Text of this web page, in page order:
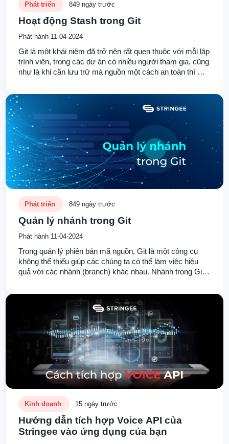
Phát triển 849 ngày trước
Hoạt động Stash trong Git
Phát hành 11-04-2024
Git là một khái niệm đã trở nên rất quen thuộc với mỗi lập
trình viên, trong các dự án có nhiều người tham gia, cũng
như là khi cần lưu trữ mà nguồn một cách an toàn thì Git
nay chúng ta sẽ cùng nhau tìm hiểu về stash trong Git.
Một phương pháp giúp chúng ta có thể làm việc hiệu quả
hơn với Git.
Phát triển 849 ngày trước
Quản lý nhánh trong Git
Phát hành 11-04-2024
Trong quản lý phiên bản mã nguồn, Git là một công cụ
không thể thiếu giúp các chúng ta có thể làm việc hiệu
quả với các nhánh (branch) khác nhau. Nhánh trong Git
quản lý tính năng, sửa lỗi, hay thậm chí là thử nghiệm mà
không ảnh hưởng đến nhánh chính (main/master).
Kinh doanh 15 ngày trước
Hướng dẫn tích hợp Voice API của
Stringee vào ứng dụng của bạn